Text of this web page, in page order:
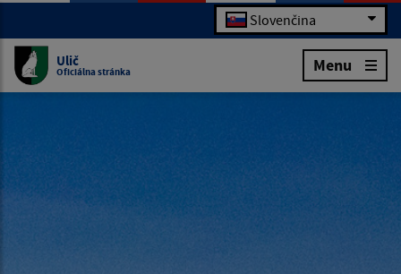
Slovenčina
Ulič
Oficiálna stránka Menu